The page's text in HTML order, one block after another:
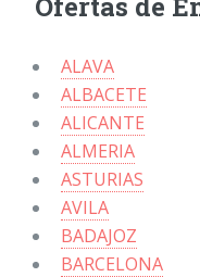
ALAVA
ALBACETE
ALICANTE
ALMERIA
ASTURIAS
AVILA
BADAJOZ
BARCELONA